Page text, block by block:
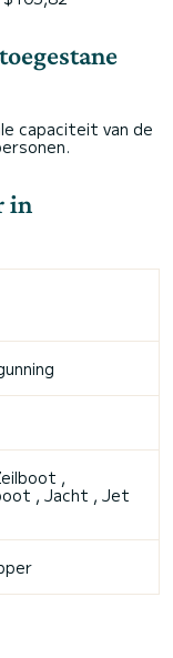
capaciteit van de
in
,
, Jacht , Jet